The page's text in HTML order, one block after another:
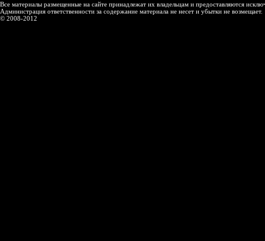
Все материалы размещенные на сайте принадлежат их владельцам и предоставляются
Администрация ответственности за содержание материала не несет и убытки не возмещает.
© 2008-2012